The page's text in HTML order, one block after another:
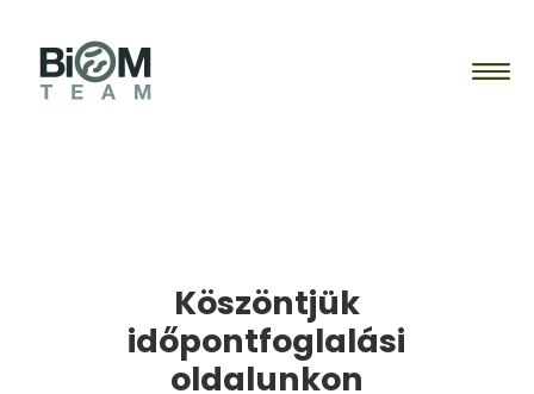
TANÁCSADÁS
IDŐPONT
Köszöntjük
időpontfoglalási
oldalunkon